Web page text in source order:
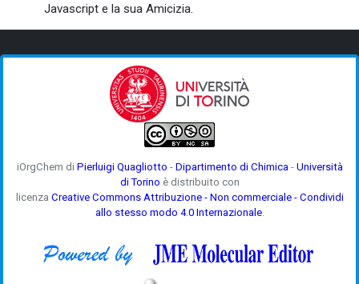
Javascript e la sua Amicizia.
iOrgChem di Pierluigi Quagliotto - Dipartimento di Chimica - Università
di Torino è distribuito con
licenza Creative Commons Attribuzione - Non commerciale - Condividi
allo stesso modo 4.0 Internazionale.